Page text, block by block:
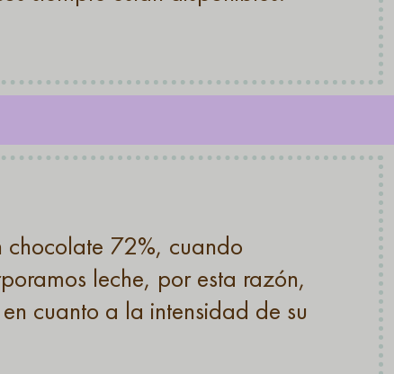
72%, cuando
leche, por esta razón,
cuanto a la intensidad de su